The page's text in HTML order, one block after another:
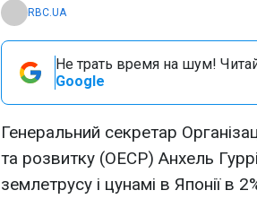
RBC.UA
Не трать время на шум!
Google
Генеральний секретар
та розвитку (ОЕСР) Анхель
землетрусу і цунамі в Японії в